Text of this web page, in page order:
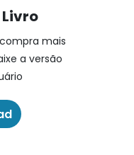
mais
a versão